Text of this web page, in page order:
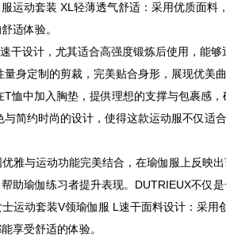
运动套装 XL轻薄透气舒适：采用优质面
适体验。
干设计，尤其适合高强度锻炼后使用，能
身定制的剪裁，完美贴合身形，展现优美
恤中加入胸垫，提供理想的支撑与包裹感
简约时尚的设计，使得这款运动服不仅适
雅与运动功能完美结合，在瑜伽服上反映
助瑜伽练习者提升表现。DUTRIEUX不仅是
运动套装V领瑜伽服 L速干面料设计：采
享受舒适的体验。